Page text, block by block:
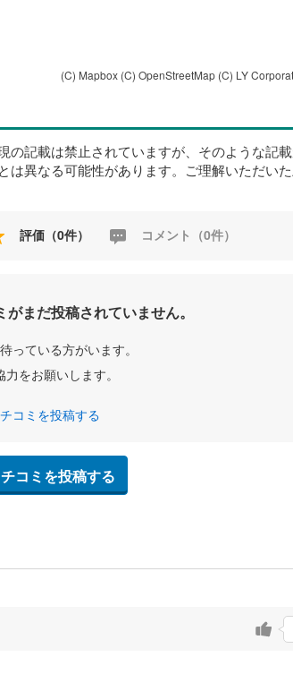
(C) Mapbox (C) OpenStreetMap (C) LY
記載は禁止されていますが、そのような記
異なる可能性があります。ご理解いただい
評価（0件） コメント（0件）
まだ投稿されていません。
っている方がいます。
をお願いします。
コミを投稿する
コミを投稿する